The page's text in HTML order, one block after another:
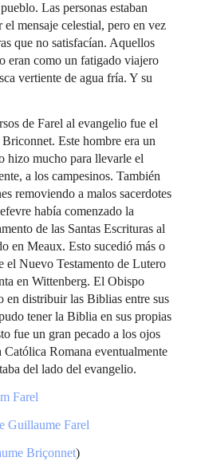
Las personas estaban
el mensaje celestial, pero en vez
que no satisfacían. Aquellos
eran como un fatigado viajero
vertiente de agua fría. Y su
de Farel al evangelio fue el
Este hombre era un
hizo mucho para llevarle el
a los campesinos. También
removiendo a malos sacerdotes
había comenzado la
de las Santas Escrituras al
en Meaux. Esto sucedió más o
el Nuevo Testamento de Lutero
en Wittenberg. El Obispo
distribuir las Biblias entre sus
tener la Biblia en sus propias
fue un gran pecado a los ojos
Romana eventualmente
del lado del evangelio.
Farel
Guillaume Farel
Briçonnet)